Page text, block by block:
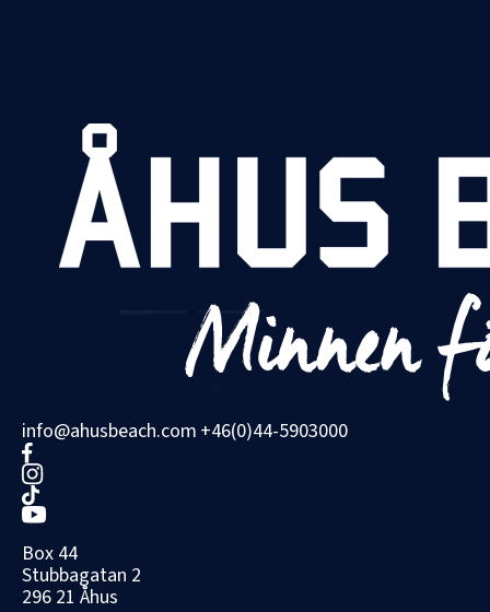
info@ahusbeach.com +46(0)44-5903000
Box 44
Stubbagatan 2
296 21 Åhus